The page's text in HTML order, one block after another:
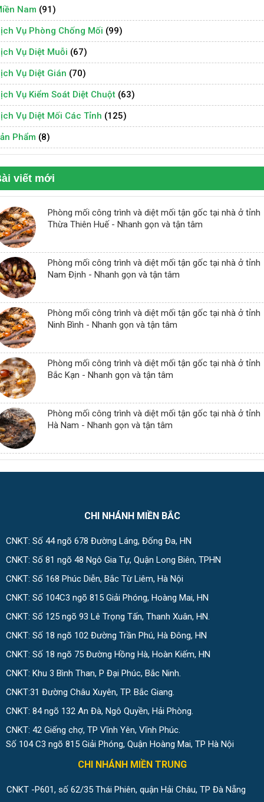
Nam (91)
Vụ Phòng Chống Mối (99)
Vụ Diệt Muỗi (67)
Vụ Diệt Gián (70)
Vụ Kiểm Soát Diệt Chuột (63)
Vụ Diệt Mối Các Tỉnh (125)
Phẩm (8)
viết mới
Phòng mối công trình và diệt mối tận gốc tại nhà ở tỉnh
Thừa Thiên Huế - Nhanh gọn và tận tâm
Phòng mối công trình và diệt mối tận gốc tại nhà ở tỉnh
Nam Định - Nhanh gọn và tận tâm
Phòng mối công trình và diệt mối tận gốc tại nhà ở tỉnh
Ninh Bình - Nhanh gọn và tận tâm
Phòng mối công trình và diệt mối tận gốc tại nhà ở tỉnh
Bắc Kạn - Nhanh gọn và tận tâm
Phòng mối công trình và diệt mối tận gốc tại nhà ở tỉnh
Hà Nam - Nhanh gọn và tận tâm
CHI NHÁNH MIỀN BẮC
CNKT: Số 44 ngõ 678 Đường Láng, Đống Đa, HN
CNKT: Số 81 ngõ 48 Ngô Gia Tự, Quận Long Biên, TPHN
CNKT: Số 168 Phúc Diễn, Bắc Từ Liêm, Hà Nội
CNKT: Số 104C3 ngõ 815 Giải Phóng, Hoàng Mai, HN
CNKT: Số 125 ngõ 93 Lê Trọng Tấn, Thanh Xuân, HN.
CNKT: Số 18 ngõ 102 Đường Trần Phú, Hà Đông, HN
CNKT: Số 18 ngõ 75 Đường Hồng Hà, Hoàn Kiếm, HN
CNKT: Khu 3 Bình Than, P Đại Phúc, Bắc Ninh.
CNKT:31 Đường Châu Xuyên, TP. Bắc Giang.
CNKT: 84 ngõ 132 An Đà, Ngô Quyền, Hải Phòng.
CNKT: 42 Giếng chợ, TP Vĩnh Yên, Vĩnh Phúc.
Số 104 C3 ngõ 815 Giải Phóng, Quận Hoàng Mai, TP Hà Nội
CHI NHÁNH MIỀN TRUNG
CNKT -P601, số 62/35 Thái Phiên, quận Hải Châu, TP Đà Nẵng